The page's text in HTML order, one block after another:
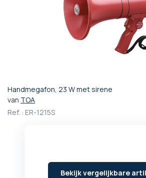
Handmegafon, 23 W met sirene
van TOA
Ref. : ER-1215S
Bekijk vergelijkbare
Ga
naar
het